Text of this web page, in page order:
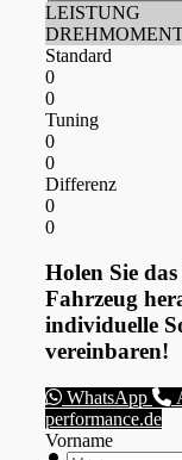
LEISTUNG
Standard
0
0
Tuning
0
0
Differenz
0
0
Holen Sie
Fahrzeug
individuelle
vereinbaren!
WhatsApp
performance.de
Vorname